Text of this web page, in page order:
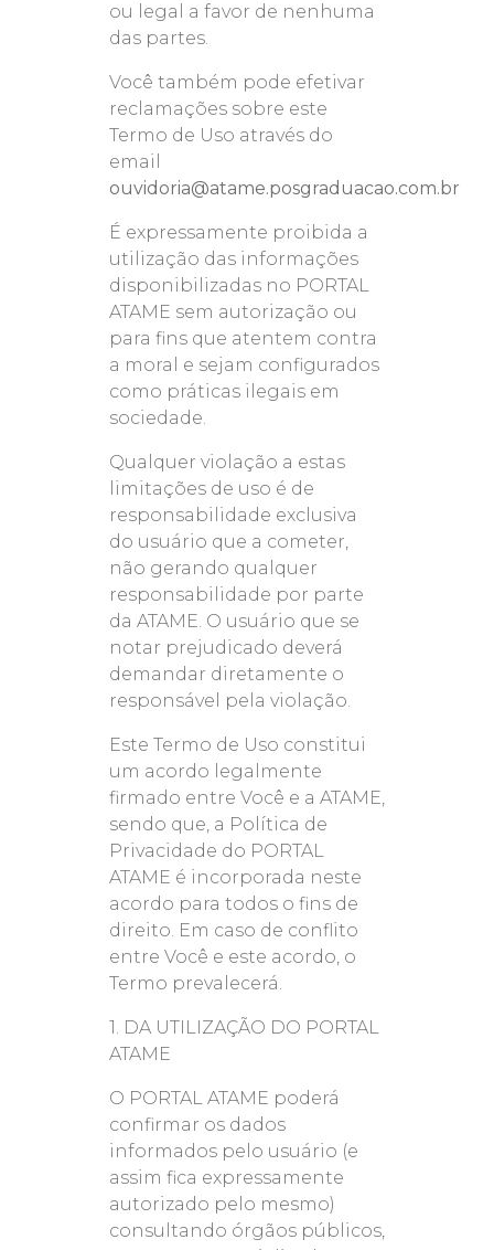
ou legal a favor de nenhuma
das partes.
Você também pode efetivar
reclamações sobre este
Termo de Uso através do
email
ouvidoria@atame.posgraduacao.com.br
É expressamente proibida a
utilização das informações
disponibilizadas no PORTAL
ATAME sem autorização ou
para fins que atentem contra
a moral e sejam configurados
como práticas ilegais em
sociedade.
Qualquer violação a estas
limitações de uso é de
responsabilidade exclusiva
do usuário que a cometer,
não gerando qualquer
responsabilidade por parte
da ATAME. O usuário que se
notar prejudicado deverá
demandar diretamente o
responsável pela violação.
Este Termo de Uso constitui
um acordo legalmente
firmado entre Você e a ATAME,
sendo que, a Política de
Privacidade do PORTAL
ATAME é incorporada neste
acordo para todos o fins de
direito. Em caso de conflito
entre Você e este acordo, o
Termo prevalecerá.
1. DA UTILIZAÇÃO DO PORTAL
ATAME
O PORTAL ATAME poderá
confirmar os dados
informados pelo usuário (e
assim fica expressamente
autorizado pelo mesmo)
consultando órgãos públicos,